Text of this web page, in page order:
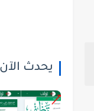
يحدث الآن